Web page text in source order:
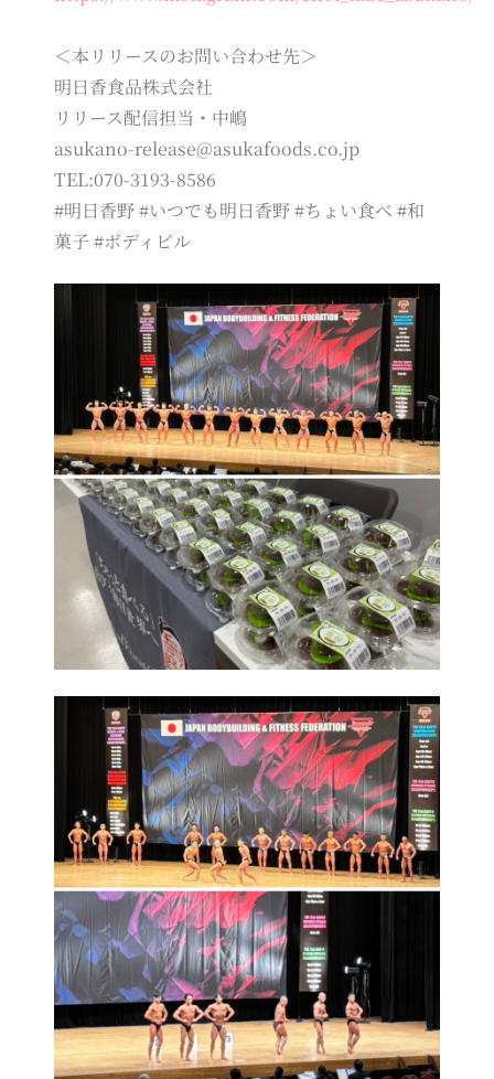
＜本リリースのお問い合わせ先＞
明日香食品株式会社
リリース配信担当・中嶋
asukano-release@asukafoods.co.jp
TEL:070-3193-8586
#明日香野 #いつでも明日香野 #ちょい食べ #和
菓子 #ボディビル